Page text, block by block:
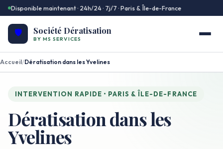
Disponible maintenant · 24h/24 · 7j/7 · Paris & Île-de-France
🛡️ Société Dératisation
BY MS SERVICES
Accueil/Dératisation dans les Yvelines
INTERVENTION RAPIDE • PARIS & ÎLE-DE-FRANCE
Dératisation dans les
Yvelines